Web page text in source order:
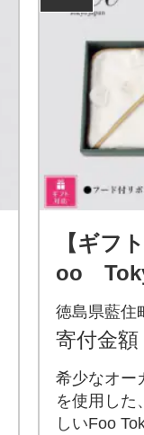
【ギフ
oo
み・ス
ワイト
徳島県藍住
寄付金額
希少なオー
を使用した
しいFoo